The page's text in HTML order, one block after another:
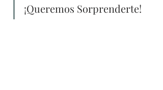
¡Queremos Sorprenderte!